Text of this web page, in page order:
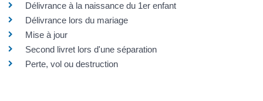
Délivrance à la naissance du 1er enfant
Délivrance lors du mariage
Mise à jour
Second livret lors d'une séparation
Perte, vol ou destruction